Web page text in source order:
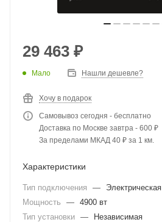
29 463 ₽
Мало Нашли дешевле?
Хочу в подарок
Самовывоз сегодня - бесплатно
Доставка по Москве завтра - 600 ₽
За пределами МКАД 40 ₽ за 1 км.
Характеристики
Тип подключения —
Электрическая
Мощность
— 4900 вт
Тип установки —
Независимая